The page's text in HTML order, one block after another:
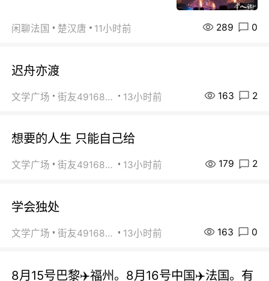
闲聊法国 楚汉唐 11小时前 289 0
迟舟亦渡
文学广场 街友49168527 13小时前 163 2
想要的人生 只能自己给
文学广场 街友49168527 13小时前 179 2
学会独处
文学广场 街友49168527 13小时前 163 0
8月15号巴黎✈️福州。8月16号中国✈️法国。有